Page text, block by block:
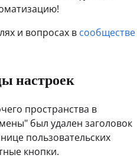
и вопросах в сообществе
настроек
пространства в
был удален заголовок
пользовательских
кнопки.